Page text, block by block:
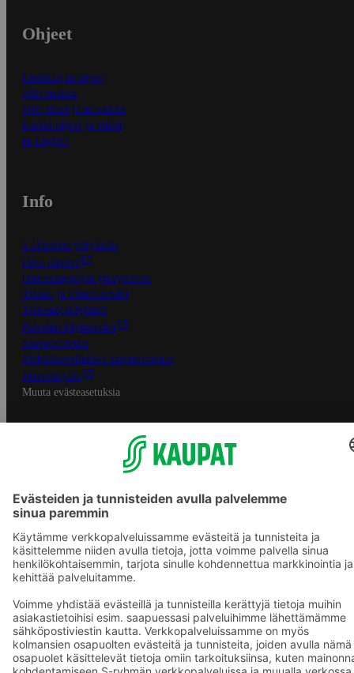
Ohjeet
Ensitilaajan ohjeet
Näin maksat
Näin tilaat ja muokkaat
Kaikki ohjeet ja vinkit
In English
Info
S-Business yrityksille
Oiva-raportit
Osuuskauppojen yhteystiedot
Tilaus- ja toimitusehdot
Tietosuojakäytäntö
Palvelun käyttöehdot
Saavutettavuus
Mobiilisovelluksen saavutettavuus
Mainostajalle
Muuta evästeasetuksia
S-ryhmän palvelut
S-ryhmä
Asiakasomistajuus
Yhteishyvä Ruoka -sovellus
S-ostoslista -sovellus
Prisma.fi
Sokos.fi
S-Pankki
Yhteishyvä
Sokos Hotels
Raflaamo